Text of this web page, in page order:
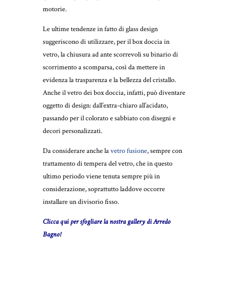
motorie.
Le ultime tendenze in fatto di glass design
suggeriscono di utilizzare, per il box doccia in
vetro, la chiusura ad ante scorrevoli su binario di
scorrimento a scomparsa, così da mettere in
evidenza la trasparenza e la bellezza del cristallo.
Anche il vetro dei box doccia, infatti, può diventare
oggetto di design: dall’extra-chiaro all’acidato,
passando per il colorato e sabbiato con disegni e
decori personalizzati.
Da considerare anche lavetro fusione, sempre con
trattamento di tempera del vetro, che in questo
ultimo periodo viene tenuta sempre più in
considerazione, soprattutto laddove occorre
installare un divisorio fisso.
Clicca qui per sfogliare la nostra gallery di Arredo
Bagno!